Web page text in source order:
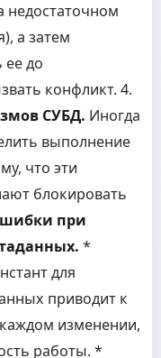
недостаточном
а затем
ее до
конфликт. 4.
СУБД. Иногда
выполнение
что эти
блокировать
при
*
для
приводит к
изменении,
работы. *